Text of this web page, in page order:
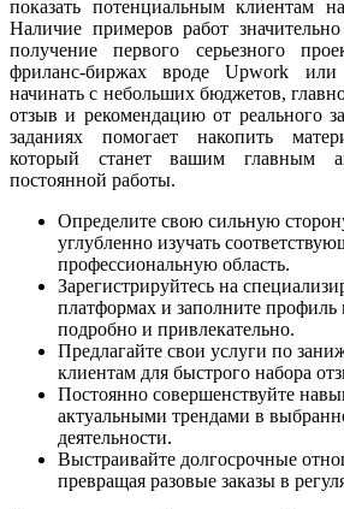
показать потенциальным клиентам
Наличие примеров работ
получение первого серьезного
фриланс-биржах вроде Upwork
начинать с небольших бюджетов,
отзыв и рекомендацию от реального
заданиях помогает накопить
который станет вашим главным
постоянной работы.
Определите свою сильную
углубленно изучать
профессиональную область.
Зарегистрируйтесь на
платформах и заполните профиль
подробно и привлекательно.
Предлагайте свои услуги по
клиентам для быстрого набора
Постоянно совершенствуйте
актуальными трендами в
деятельности.
Выстраивайте долгосрочные
превращая разовые заказы в